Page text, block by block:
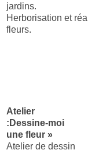
jardins.
Herborisation et
fleurs.
Atelier
: Dessine-moi
une fleur »
Atelier de dessin